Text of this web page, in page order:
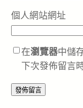
個人網站網址
在瀏覽器中儲
下次發佈留言